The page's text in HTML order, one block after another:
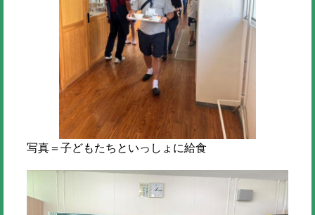
写真＝子どもたちといっしょに給食